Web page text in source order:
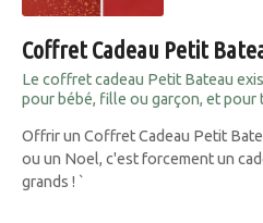
Coffret Cadeau Petit
Le coffret cadeau Petit Bateau
pour bébé, fille ou garçon, et pour
Offrir un Coffret Cadeau Petit
ou un Noel, c'est forcement un
grands ! `